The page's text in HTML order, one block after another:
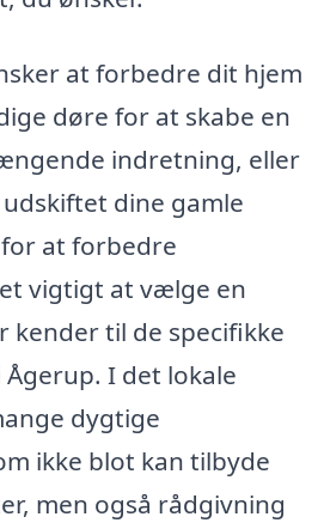
at forbedre dit hjem
døre for at skabe en
indretning, eller
dine gamle
at forbedre
vigtigt at vælge en
kender til de specifikke
I det lokale
dygtige
ikke blot kan tilbyde
men også rådgivning